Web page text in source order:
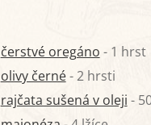
čerstvé oregáno - 1 hrst
olivy černé- 2 hrsti
rajčata sušená v oleji -